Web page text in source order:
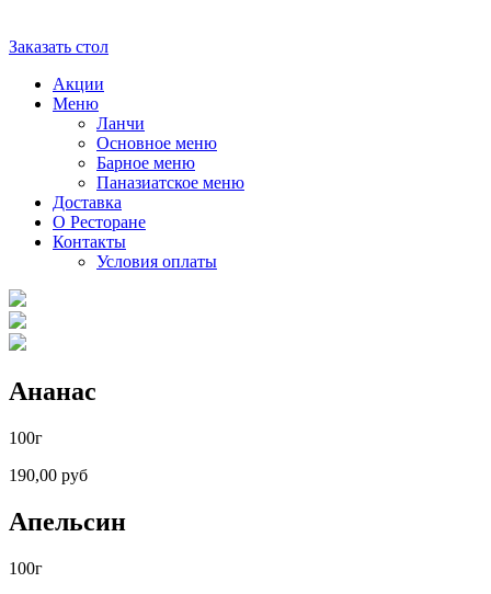
Заказать стол
Акции
Меню
Ланчи
Основное меню
Барное меню
Паназиатское меню
Доставка
О Ресторане
Контакты
Условия оплаты
Ананас
100г
190,00 руб
Апельсин
100г